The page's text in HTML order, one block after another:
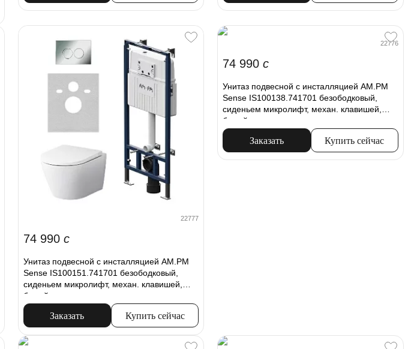
22777
74 990 c
Унитаз подвесной с инсталляцией AM.PM
Sense IS100151.741701 безободковый,
сиденьем микролифт, механ. клавишей,
белый
Заказать Купить сейчас
22776
74 990c
Унитаз подвесной с инсталляцией AM.PM
Sense IS100138.741701 безободковый,
сиденьем микролифт, механ. клавишей,
белый
Заказать Купить сейчас